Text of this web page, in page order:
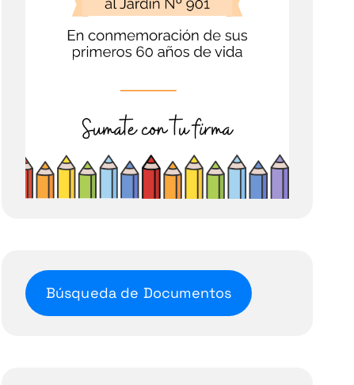
Búsqueda de Documentos